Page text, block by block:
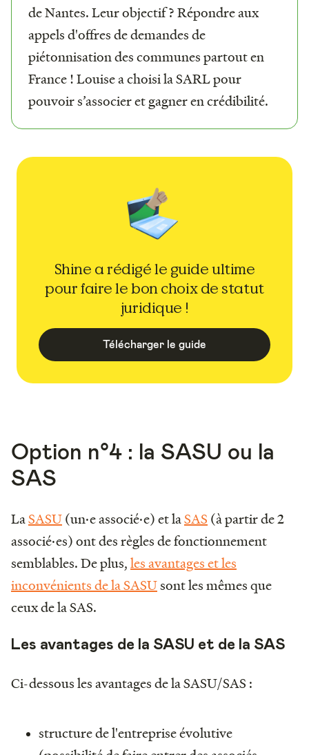
de Nantes. Leur objectif ? Répondre aux
appels d'offres de demandes de
piétonnisation des communes partout en
France ! Louise a choisi la SARL pour
pouvoir s’associer et gagner en crédibilité.
Shine a rédigé le guide ultime
pour faire le bon choix de statut
juridique !
Télécharger le guide
Option n°4 : la SASU ou la
SAS
LaSASU(un·e associé·e) et laSAS (à partir de 2
associé·es) ont des règles de fonctionnement
semblables. De plus,les avantages et les
inconvénients de la SASUsont les mêmes que
ceux de la SAS.
Les avantages de la SASU et de la SAS
Ci-dessous les avantages de la SASU/SAS :
structure de l'entreprise évolutive